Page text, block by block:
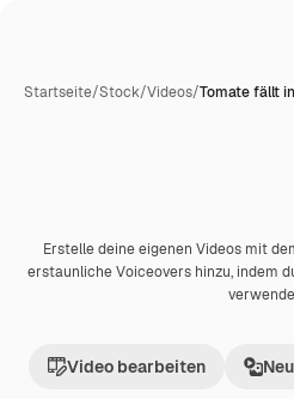
Startseite/Stock/Videos/Tomate fällt
Premium
Erstelle deine eigenen Videos mit
erstaunliche Voiceovers hinzu, indem
Video bearbeiten